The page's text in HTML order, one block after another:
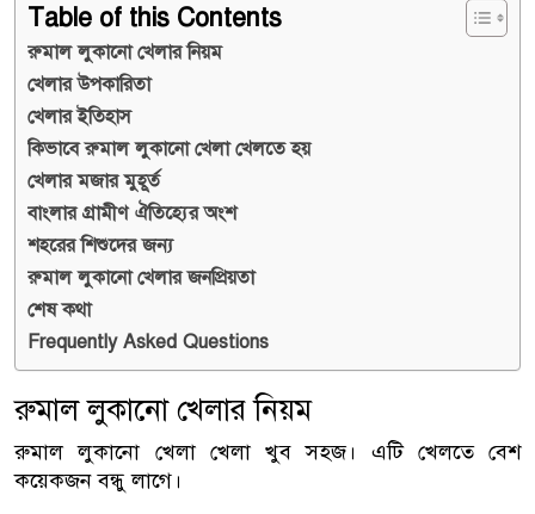
Table of this Contents
রুমাল লুকানো খেলার নিয়ম
খেলার উপকারিতা
খেলার ইতিহাস
কিভাবে রুমাল লুকানো খেলা খেলতে হয়
খেলার মজার মুহূর্ত
বাংলার গ্রামীণ ঐতিহ্যের অংশ
শহরের শিশুদের জন্য
রুমাল লুকানো খেলার জনপ্রিয়তা
শেষ কথা
Frequently Asked Questions
রুমাল লুকানো খেলার নিয়ম
রুমাল লুকানো খেলা খেলা খুব সহজ। এটি খেলতে বেশ
কয়েকজন বন্ধু লাগে।